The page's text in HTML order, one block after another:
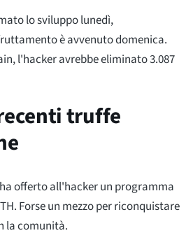
lo sviluppo lunedì,
è avvenuto domenica.
l'hacker avrebbe eliminato 3.087
truffe
offerto all'hacker un programma
Forse un mezzo per riconquistare
la comunità.